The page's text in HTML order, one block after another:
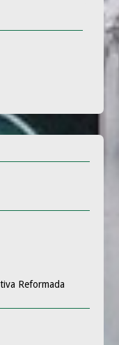
Reformada